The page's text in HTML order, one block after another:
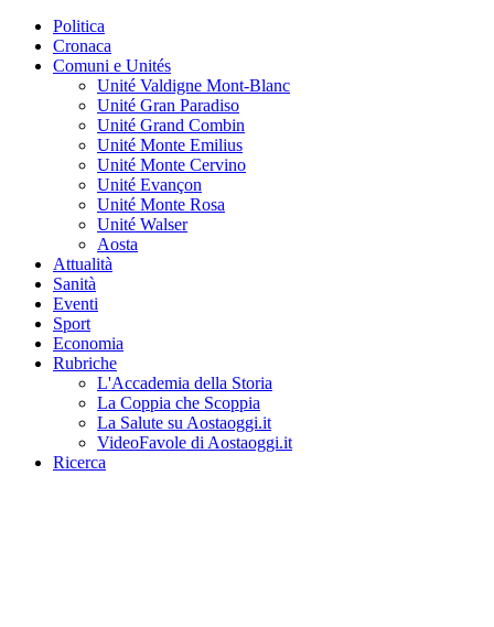
Politica
Cronaca
Comuni e Unités
Unité Valdigne Mont-Blanc
Unité Gran Paradiso
Unité Grand Combin
Unité Monte Emilius
Unité Monte Cervino
Unité Evançon
Unité Monte Rosa
Unité Walser
Aosta
Attualità
Sanità
Eventi
Sport
Economia
Rubriche
L'Accademia della Storia
La Coppia che Scoppia
La Salute su Aostaoggi.it
VideoFavole di Aostaoggi.it
Ricerca